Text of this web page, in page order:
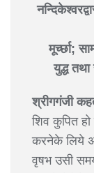
मूर्च्छा;
युद्ध
श्रीगगंजी
शिव कुपित
करनेके लिये
वृषभ उसी